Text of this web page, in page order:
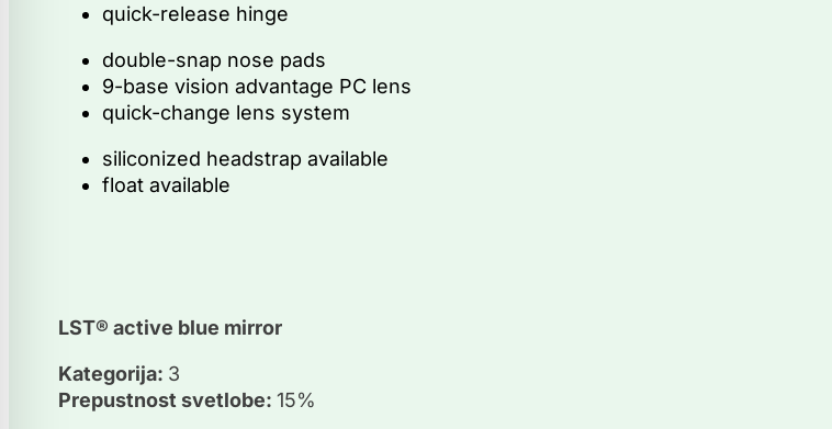
quick-release hinge
double-snap nose pads
9-base vision advantage PC lens
quick-change lens system
siliconized headstrap available
float available
LST® active blue mirror
Kategorija: 3
Prepustnost svetlobe: 15%